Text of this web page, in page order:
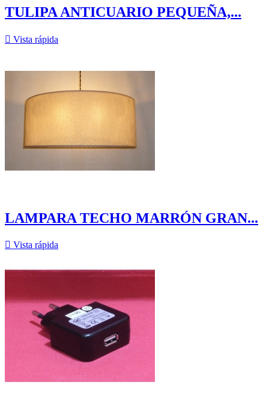
TULIPA ANTICUARIO PEQUEÑA,...
 Vista rápida
LAMPARA TECHO MARRÓN GRAN...
 Vista rápida